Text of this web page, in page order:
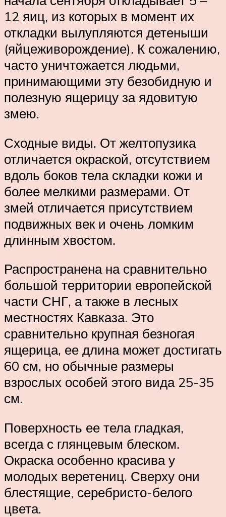
12 яиц, из которых в момент их
откладки вылупляются детеныши
(яйцеживорождение). К сожалению,
часто уничтожается людьми,
принимающими эту безобидную и
полезную ящерицу за ядовитую
змею.
Сходные виды. От желтопузика
отличается окраской, отсутствием
вдоль боков тела складки кожи и
более мелкими размерами. От
змей отличается присутствием
подвижных век и очень ломким
длинным хвостом.
Распространена на сравнительно
большой территории европейской
части СНГ, а также в лесных
местностях Кавказа. Это
сравнительно крупная безногая
ящерица, ее длина может достигать
60 см, но обычные размеры
взрослых особей этого вида 25-35
см.
Поверхность ее тела гладкая,
всегда с глянцевым блеском.
Окраска особенно красива у
молодых веретениц. Сверху они
блестящие, серебристо-белого
цвета.